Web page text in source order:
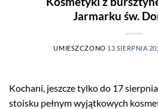
Jarmarku św.
UMIESZCZONO 13 SIERPNIA
Kochani, jeszcze tylko do 17
stoisku pełnym wyjątkowych